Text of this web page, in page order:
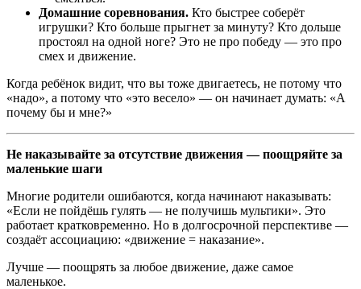
Домашние соревнования. Кто быстрее соберёт
игрушки? Кто больше прыгнет за минуту? Кто дольше
простоял на одной ноге? Это не про победу — это про
смех и движение.
Когда ребёнок видит, что вы тоже двигаетесь, не потому что
«надо», а потому что «это весело» — он начинает думать: «А
почему бы и мне?»
Не наказывайте за отсутствие движения — поощряйте за
маленькие шаги
Многие родители ошибаются, когда начинают наказывать:
«Если не пойдёшь гулять — не получишь мультики». Это
работает кратковременно. Но в долгосрочной перспективе —
создаёт ассоциацию: «движение = наказание».
Лучше — поощрять за любое движение, даже самое
маленькое.